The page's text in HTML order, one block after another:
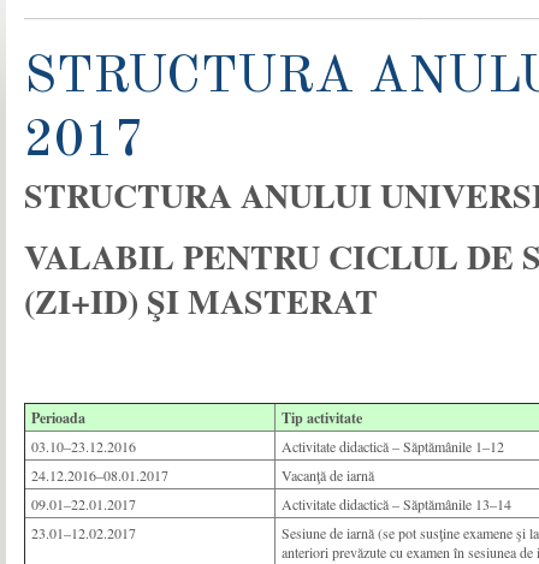
STRUCTURA
2017
STRUCTURA ANULUI
VALABIL PENTRU CICLUL DE
(ZI+ID) ŞI MASTERAT
Perioada Tip activitate
03.10–23.12.2016
Activitate didactică – Săptămânile 1–12
24.12.2016–08.01.2017
Vacanţă de iarnă
09.01–22.01.2017
Activitate didactică – Săptămânile 13–14
23.01–12.02.2017
Sesiune de iarnă (se pot susţine examene şi
anteriori prevăzute cu examen în sesiunea de